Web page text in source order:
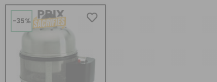
-35%